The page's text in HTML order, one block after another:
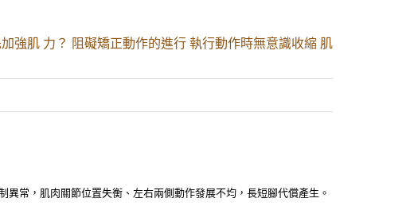
強肌 力？ 阻礙矯正動作的進行 執行動作時無意識收縮 肌
常，肌肉關節位置失衡、左右兩側動作發展不均，長短腳代償產生。